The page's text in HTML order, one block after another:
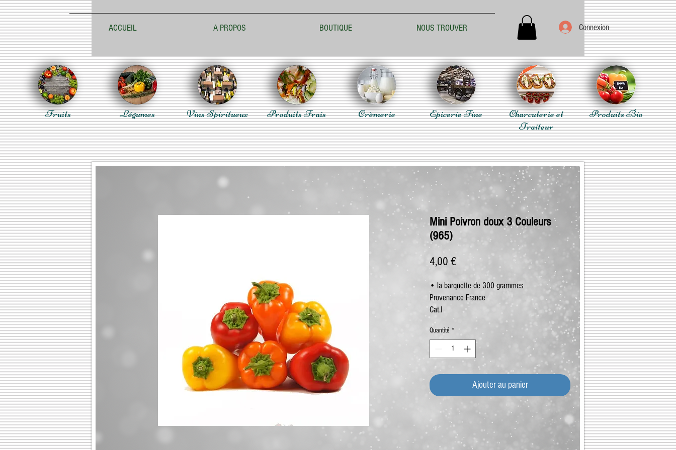
ACCUEIL A PROPOS BOUTIQUE NOUS TROUVER Connexion
Fruits Légumes Vins Spiritueux Produits Frais Crèmerie Epicerie Fine
Charcuterie et
Traiteur
Produits Bio
Mini Poivron doux 3 Couleurs
(965)
4,00 €Prix
• la barquette de 300 grammes
Provenance France
Cat.I
Quantité *
Ajouter au panier